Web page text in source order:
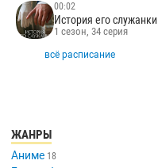
00:02
История его служанки
1 сезон, 34 серия
всё расписание
ЖАНРЫ
Аниме 18